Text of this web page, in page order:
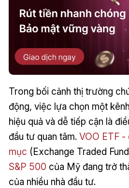
Trong bối cảnh thị trường
động, việc lựa chọn một
hiệu quả và dễ tiếp cận là
đầu tư quan tâm. VOO ETF -
mục (Exchange Traded
S&P 500 của Mỹ đang trở
của nhiều nhà đầu tư.